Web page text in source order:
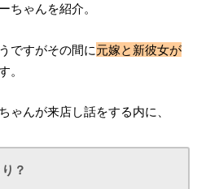
ちゃんを紹介。
ですがその間に元嫁と新彼女が
。
ゃんが来店し話をする内に、
？